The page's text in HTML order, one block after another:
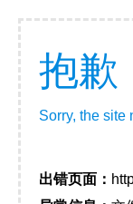
抱歉
Sorry, the site
出错页面：